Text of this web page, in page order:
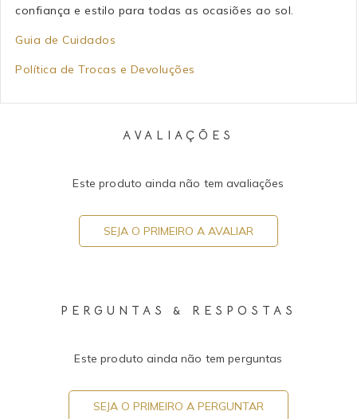
confiança e estilo para todas as ocasiões ao sol.
Guia de Cuidados
Política de Trocas e Devoluções
AVALIAÇÕES
Este produto ainda não tem avaliações
SEJA O PRIMEIRO A AVALIAR
PERGUNTAS & RESPOSTAS
Este produto ainda não tem perguntas
SEJA O PRIMEIRO A PERGUNTAR